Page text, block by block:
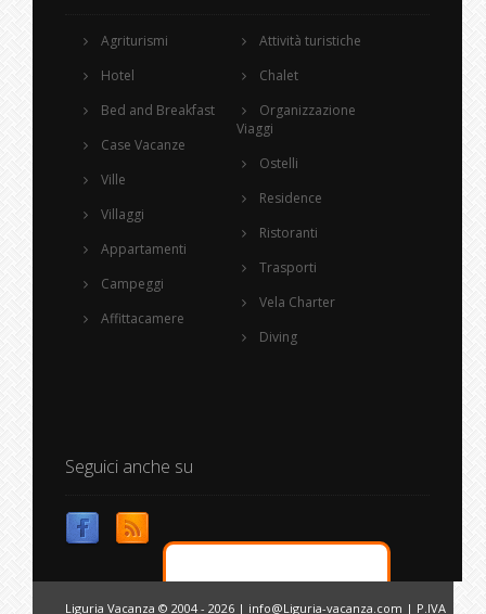
Agriturismi
Hotel
Bed and Breakfast
Case Vacanze
Ville
Villaggi
Appartamenti
Campeggi
Affittacamere
Attività turistiche
Chalet
Organizzazione
Viaggi
Ostelli
Residence
Ristoranti
Trasporti
Vela Charter
Diving
Seguici anche su
Liguria Vacanza © 2004 - 2026 | info@Liguria-vacanza.com | P.IVA